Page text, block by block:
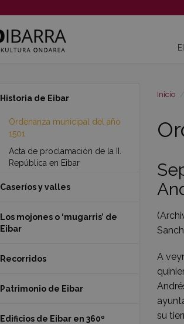
Inicio
A
su
Historia de Eibar
Ordenanza municipal del año
1501
Acta de proclamación de la II.
República en Eibar
Caseríos y valles
Los mojones o ‘mugarris’ de
Eibar
Recorridos
Patrimonio de Eibar
Edificios de Eibar en 360º